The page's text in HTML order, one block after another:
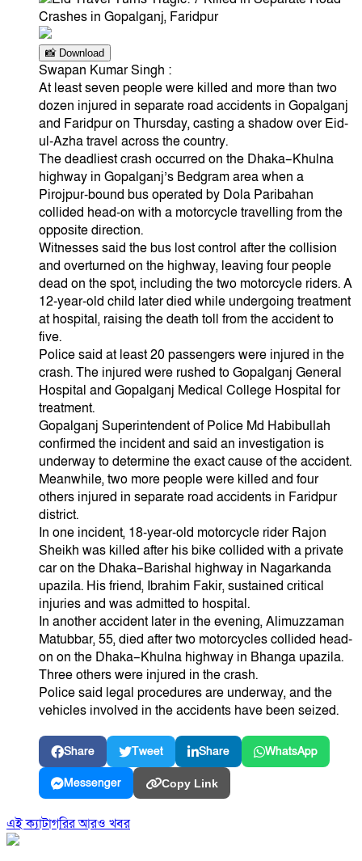
📸 Download
Swapan Kumar Singh :
At least seven people were killed and more than two
dozen injured in separate road accidents in Gopalganj
and Faridpur on Thursday, casting a shadow over Eid-
ul-Azha travel across the country.
The deadliest crash occurred on the Dhaka–Khulna
highway in Gopalganj’s Bedgram area when a
Pirojpur-bound bus operated by Dola Paribahan
collided head-on with a motorcycle travelling from the
opposite direction.
Witnesses said the bus lost control after the collision
and overturned on the highway, leaving four people
dead on the spot, including the two motorcycle riders. A
12-year-old child later died while undergoing treatment
at hospital, raising the death toll from the accident to
five.
Police said at least 20 passengers were injured in the
crash. The injured were rushed to Gopalganj General
Hospital and Gopalganj Medical College Hospital for
treatment.
Gopalganj Superintendent of Police Md Habibullah
confirmed the incident and said an investigation is
underway to determine the exact cause of the accident.
Meanwhile, two more people were killed and four
others injured in separate road accidents in Faridpur
district.
In one incident, 18-year-old motorcycle rider Rajon
Sheikh was killed after his bike collided with a private
car on the Dhaka–Barishal highway in Nagarkanda
upazila. His friend, Ibrahim Fakir, sustained critical
injuries and was admitted to hospital.
In another accident later in the evening, Alimuzzaman
Matubbar, 55, died after two motorcycles collided head-
on on the Dhaka–Khulna highway in Bhanga upazila.
Three others were injured in the crash.
Police said legal procedures are underway, and the
vehicles involved in the accidents have been seized.
Share Tweet Share WhatsApp
Messenger Copy Link
এই ক্যাটাগরির আরও খবর